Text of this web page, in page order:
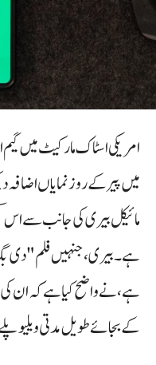
میں پیر کے روز نمایاں اضافہ
مائیکل بیری کی جانب سے
ہے۔ بیری، جنہیں فلم "دی
ہے، نے واضح کیا ہے کہ ان کی
کے بجائے طویل مدتی ویلیو